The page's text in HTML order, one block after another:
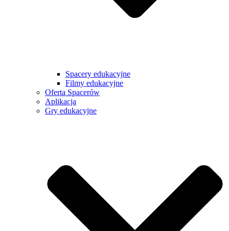
Spacery edukacyjne
Filmy edukacyjne
Oferta Spacerów
Aplikacja
Gry edukacyjne